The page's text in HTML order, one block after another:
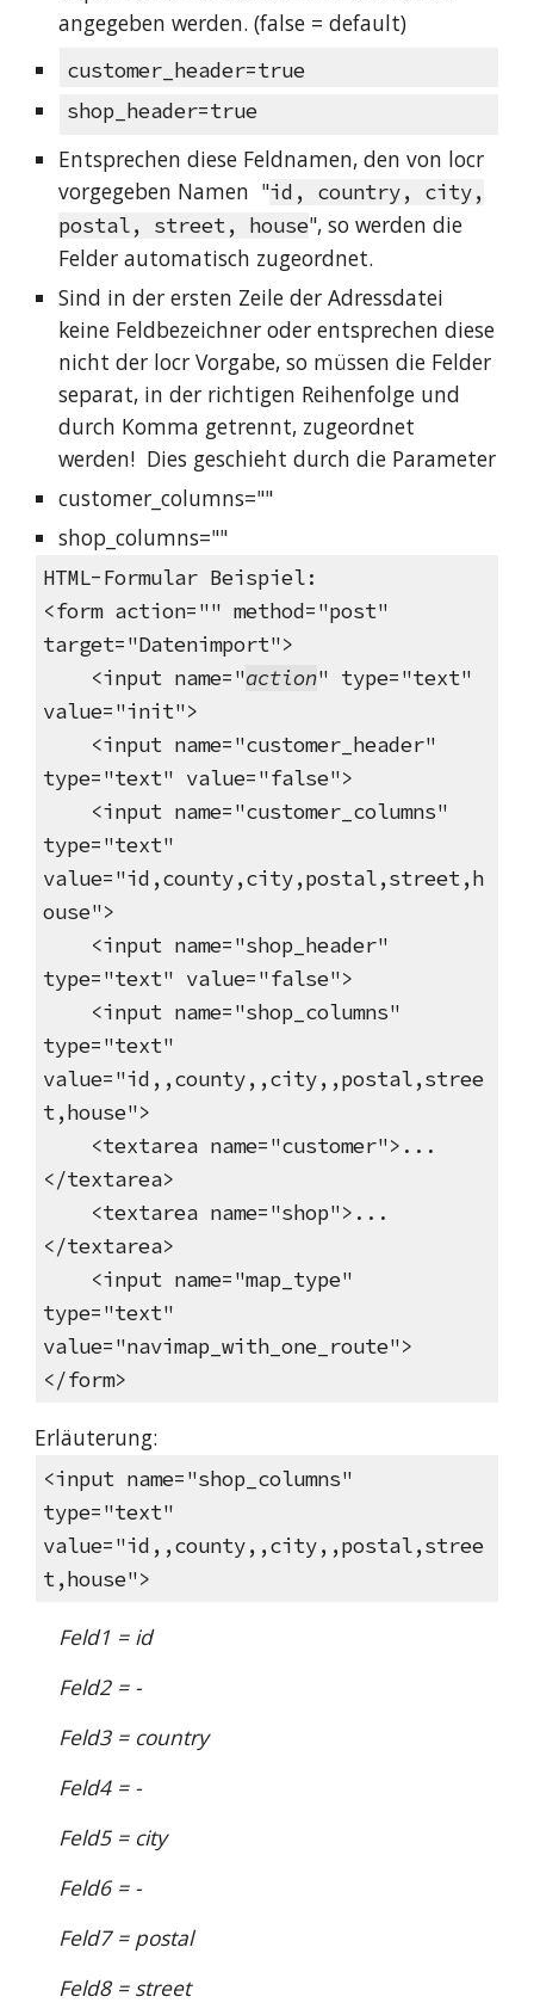
angegeben werden. (false = default)
customer_header=true
shop_header=true
Entsprechen diese Feldnamen, den von locr
vorgegeben Namen "id, country, city,
postal, street, house", so werden die
Felder automatisch zugeordnet.
Sind in der ersten Zeile der Adressdatei
keine Feldbezeichner oder entsprechen diese
nicht der locr Vorgabe, so müssen die Felder
separat, in der richtigen Reihenfolge und
durch Komma getrennt, zugeordnet
werden! Dies geschieht durch die Parameter
customer_columns=""
shop_columns=""
HTML-Formular Beispiel:
<form action="" method="post"
target="Datenimport">
<input name="action" type="text"
value="init">
<input name="customer_header"
type="text" value="false">
<input name="customer_columns"
type="text"
value="id,county,city,postal,street,h
ouse">
<input name="shop_header"
type="text" value="false">
<input name="shop_columns"
type="text"
value="id,,county,,city,,postal,stree
t,house">
<textarea name="customer">...
</textarea>
<textarea name="shop">...
</textarea>
<input name="map_type"
type="text"
value="navimap_with_one_route">
</form>
Erläuterung:
<input name="shop_columns"
type="text"
value="id,,county,,city,,postal,stree
t,house">
Feld1 = id
Feld2 = -
Feld3 = country
Feld4 = -
Feld5 = city
Feld6 = -
Feld7 = postal
Feld8 = street